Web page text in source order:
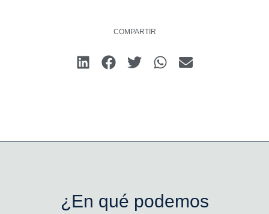
COMPARTIR
¿En qué podemos